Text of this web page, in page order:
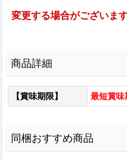
変更する場合がございます
商品詳細
【賞味期限】 最短賞
同梱おすすめ商品